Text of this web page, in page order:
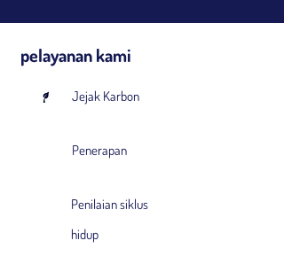
pelayanan kami
Jejak Karbon
Penerapan
Penilaian siklus
hidup